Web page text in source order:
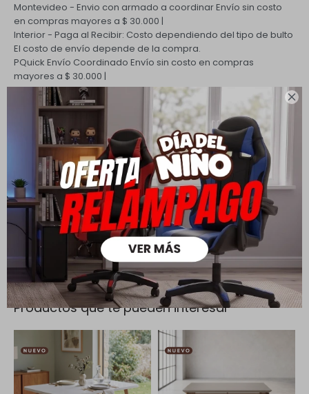

Montevideo - Envio con armado a coordinarEnvío sin costo
en compras mayores a $ 30.000 |
Interior - Paga al Recibir: Costo dependiendo del tipo de bulto
El costo de envío depende de la compra.
PQuick Envío Coordinado Envío sin costo en compras
mayores a $ 30.000 |
Cambios y Devoluciones
Todas las compras realizadas tienen un plazo de 5 días para
su cambio.
Ver mas
Medios de pago
Productos que te pueden interesar